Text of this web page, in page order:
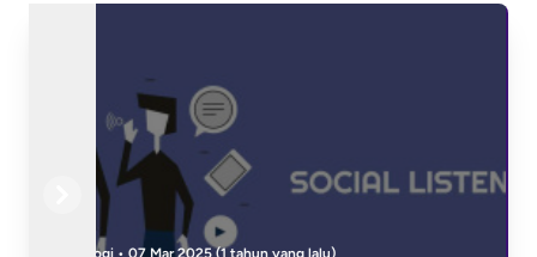
Bisnis Digital • 11 Mar 2025 (1 tahun yang lalu)
Previous